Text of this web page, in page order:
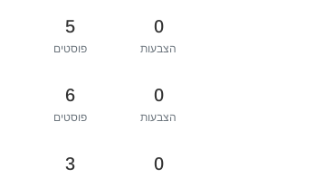
0
הצבעות
5
פוסטים
0
הצבעות
6
פוסטים
0
3